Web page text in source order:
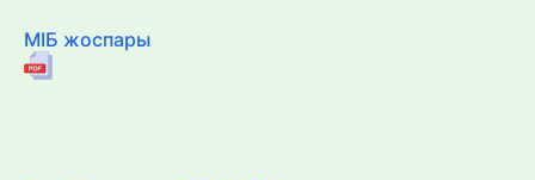
МІБ жоспары